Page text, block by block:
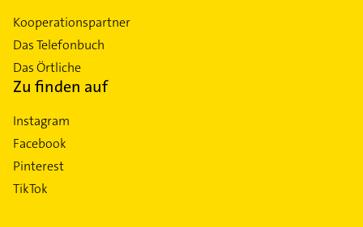
Kooperationspartner
Das Telefonbuch
Das Örtliche
Zu finden auf
Instagram
Facebook
Pinterest
TikTok